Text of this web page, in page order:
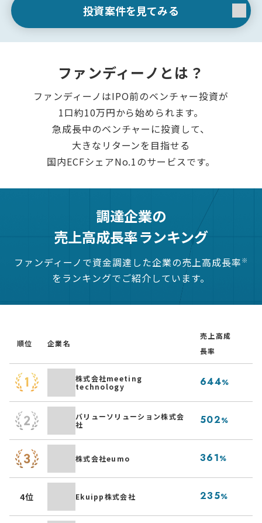
投資案件を見てみる
ファンディーノとは？
ファンディーノはIPO前のベンチャー投資が
1口約10万円から始められます。
急成長中のベンチャーに投資して、
大きなリターンを目指せる
国内ECFシェアNo.1のサービスです。
調達企業の
売上高成長率ランキング
ファンディーノで資金調達した企業の売上高成長率 ※
をランキングでご紹介しています。
順位 企業名
売上高成
長率
株式会社meeting
technology
644%
バリューソリューション株式会
社
502%
株式会社eumo 361%
4位 Ekuipp株式会社 235%